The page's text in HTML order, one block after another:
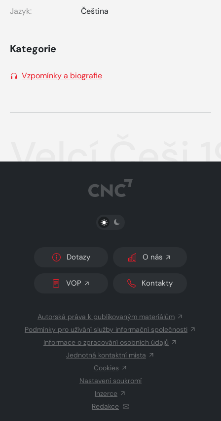
Jazyk:
Čeština
Kategorie
Vzpomínky a biografie
Velcí Češi
PŘEPNOUT SVĚTLÝ/TMAVÝ REŽIM
Dotazy O nás
VOP Kontakty
Autorská práva k publikovaným materiálům
Podmínky pro užívání služby informační společnosti
Informace o zpracování osobních údajů
Jednotná kontaktní místa
Cookies
Nastavení soukromí
Inzerce
Redakce